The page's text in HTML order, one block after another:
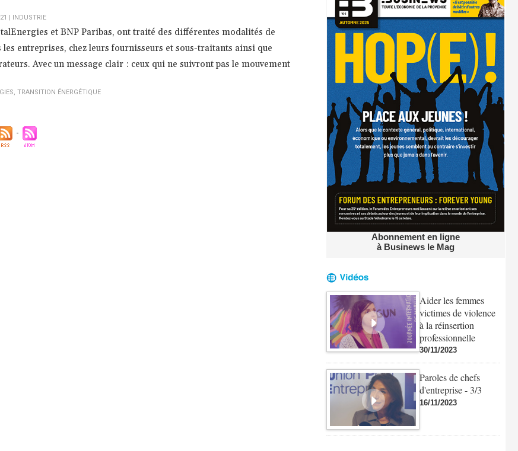
INDUSTRIE
et BNP Paribas, ont traité des différentes modalités de
entreprises, chez leurs fournisseurs et sous-traitants ainsi que
Avec un message clair : ceux qui ne suivront pas le mouvement
, TRANSITION ÉNERGÉTIQUE
Abonnement en ligne
à Businews le Mag
Aider les femmes
victimes de violence
à la réinsertion
professionnelle
30/11/2023
Paroles de chefs
d'entreprise - 3/3
16/11/2023